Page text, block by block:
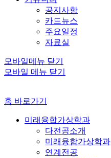
공지사항
카드뉴스
주요일정
자료실
모바일메뉴 닫기
모바일 메뉴 닫기
홈 바로가기
미래융합가상학과
다전공소개
미래융합가상학과
연계전공